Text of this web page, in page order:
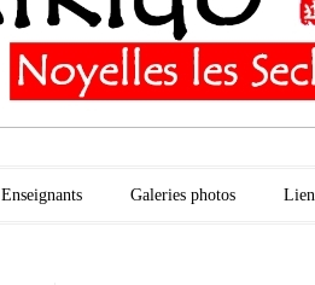
Enseignants Galeries photos